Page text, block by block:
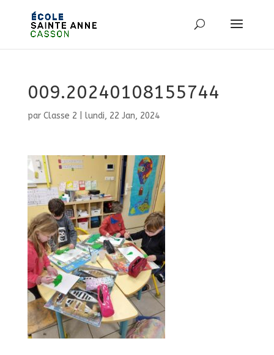
009.20240108155744
par Classe 2 lundi, 22 Jan, 2024